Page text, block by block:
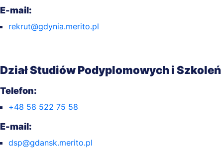
E-mail:
rekrut@gdynia.merito.pl
Dział Studiów Podyplomowych i Szkoleń
Telefon:
+48 58 522 75 58
E-mail:
dsp@gdansk.merito.pl